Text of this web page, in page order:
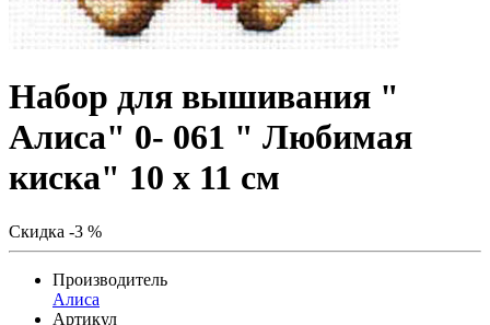
Набор для вышивания "
Алиса" 0- 061 " Любимая
киска" 10 х 11 см
Скидка -3 %
Производитель
Алиса
Артикул